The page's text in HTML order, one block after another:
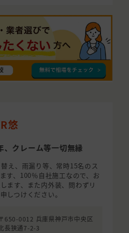
悠
、クレーム等一切無縁
え、雨漏り等、常時15名のス
す、100％自社施工なので、お
ます、また内外装、問わずリ
しつけください。
650-0012 兵庫県神戸市中央区
長狭通7-2-3